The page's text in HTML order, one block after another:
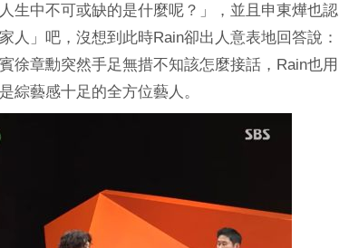
生中不可或缺的是什麼呢？」，並且申東燁也認
人」吧，沒想到此時Rain卻出人意表地回答說：
徐章勳突然手足無措不知該怎麼接話，Rain也用
綜藝感十足的全方位藝人。